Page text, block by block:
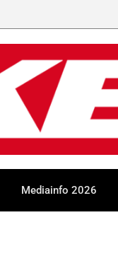
Mediainfo 2026